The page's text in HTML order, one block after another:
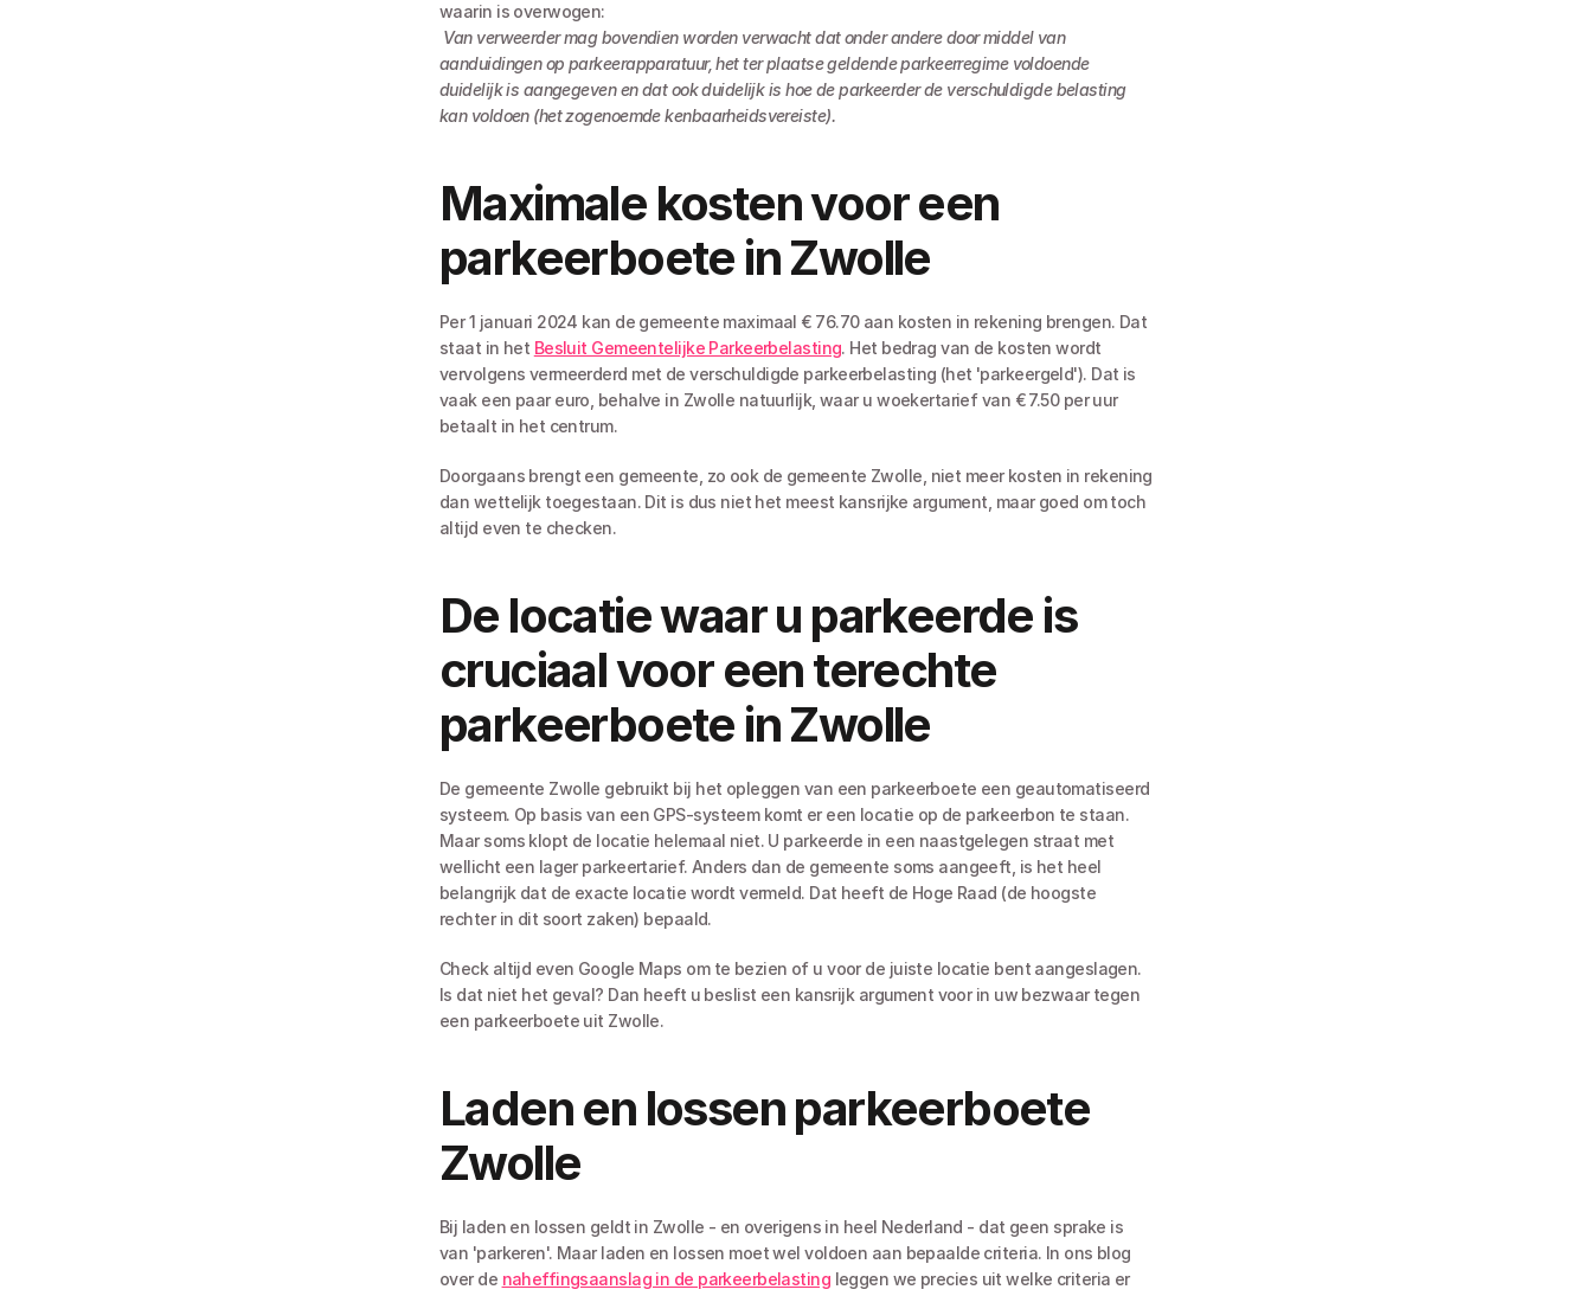
waarin is overwogen:
Van verweerder mag bovendien worden verwacht dat onder andere door middel van
aanduidingen op parkeerapparatuur, het ter plaatse geldende parkeerregime voldoende
duidelijk is aangegeven en dat ook duidelijk is hoe de parkeerder de verschuldigde belasting
kan voldoen (het zogenoemde kenbaarheidsvereiste).
Maximale kosten voor een
parkeerboete in Zwolle
Per 1 januari 2024 kan de gemeente maximaal € 76.70 aan kosten in rekening brengen. Dat
staat in het Besluit Gemeentelijke Parkeerbelasting. Het bedrag van de kosten wordt
vervolgens vermeerderd met de verschuldigde parkeerbelasting (het 'parkeergeld'). Dat is
vaak een paar euro, behalve in Zwolle natuurlijk, waar u woekertarief van € 7.50 per uur
betaalt in het centrum.
Doorgaans brengt een gemeente, zo ook de gemeente Zwolle, niet meer kosten in rekening
dan wettelijk toegestaan. Dit is dus niet het meest kansrijke argument, maar goed om toch
altijd even te checken.
De locatie waar u parkeerde is
cruciaal voor een terechte
parkeerboete in Zwolle
De gemeente Zwolle gebruikt bij het opleggen van een parkeerboete een geautomatiseerd
systeem. Op basis van een GPS-systeem komt er een locatie op de parkeerbon te staan.
Maar soms klopt de locatie helemaal niet. U parkeerde in een naastgelegen straat met
wellicht een lager parkeertarief. Anders dan de gemeente soms aangeeft, is het heel
belangrijk dat de exacte locatie wordt vermeld. Dat heeft de Hoge Raad (de hoogste
rechter in dit soort zaken) bepaald.
Check altijd even Google Maps om te bezien of u voor de juiste locatie bent aangeslagen.
Is dat niet het geval? Dan heeft u beslist een kansrijk argument voor in uw bezwaar tegen
een parkeerboete uit Zwolle.
Laden en lossen parkeerboete
Zwolle
Bij laden en lossen geldt in Zwolle - en overigens in heel Nederland - dat geen sprake is
van 'parkeren'. Maar laden en lossen moet wel voldoen aan bepaalde criteria. In ons blog
over de naheffingsaanslag in de parkeerbelasting leggen we precies uit welke criteria er